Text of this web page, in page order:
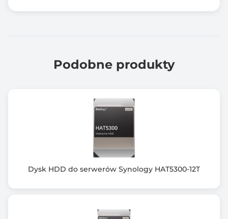
Podobne produkty
Dysk HDD do serwerów Synology HAT5300-12T